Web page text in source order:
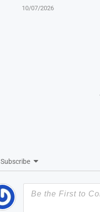
10/07/2026
Subscribe